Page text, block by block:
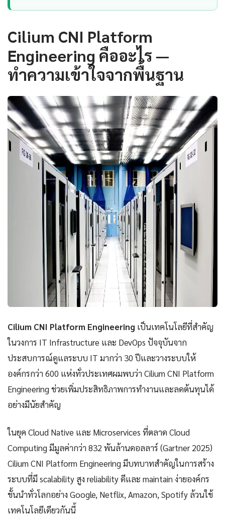
Cilium CNI Platform
Engineering คืออะไร —
ทำความเข้าใจจากพื้นฐาน
Cilium CNI Platform Engineering เป็นเทคโนโลยีที่สำคัญ
ในวงการ IT Infrastructure และ DevOps ปัจจุบันจาก
ประสบการณ์ดูแลระบบ IT มากว่า 30 ปีและวางระบบให้
องค์กรกว่า 600 แห่งทั่วประเทศผมพบว่า Cilium CNI Platform
Engineering ช่วยเพิ่มประสิทธิภาพการทำงานและลดต้นทุนได้
อย่างมีนัยสำคัญ
ในยุค Cloud Native และ Microservices ที่ตลาด Cloud
Computing มีมูลค่ากว่า 832 พันล้านดอลลาร์ (Gartner 2025)
Cilium CNI Platform Engineering มีบทบาทสำคัญในการสร้าง
ระบบที่มี scalability สูง reliability ดีและ maintain ง่ายองค์กร
ชั้นนำทั่วโลกอย่าง Google, Netflix, Amazon, Spotify ล้วนใช้
เทคโนโลยีเดียวกันนี้